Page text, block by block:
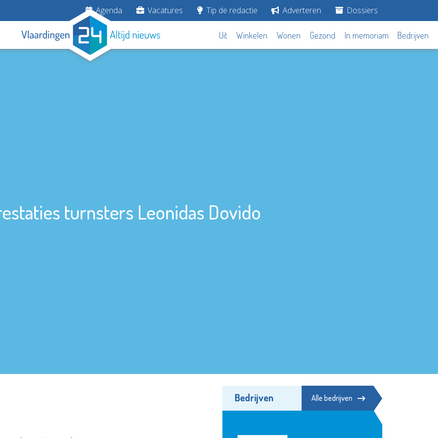
Agenda Vacatures Tip de redactie Adverteren Dossiers
Uit Winkelen Wonen Gezond In memoriam Bedrijven
turnsters Leonidas Dovido
Bedrijven Alle bedrijven